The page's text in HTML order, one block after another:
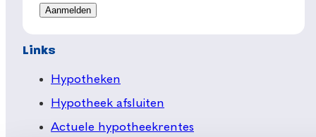
Links
Hypotheken
Hypotheek afsluiten
Actuele hypotheekrentes